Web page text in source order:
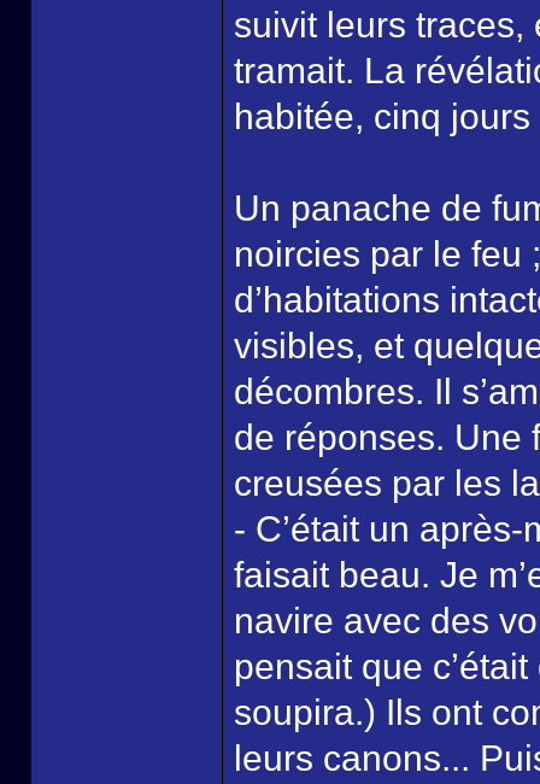
suivit leurs traces,
tramait. La
habitée, cinq
Un panache de
noircies par le feu
d’habitations
visibles, et
décombres. Il
de réponses. Une
creusées par les
- C’était un
faisait beau. Je
navire avec des
pensait que
soupira.) Ils ont
leurs canons...